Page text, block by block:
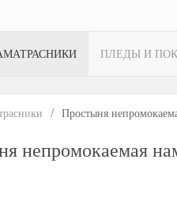
ПЛЕДЫ И
Простыня
непромокаемая